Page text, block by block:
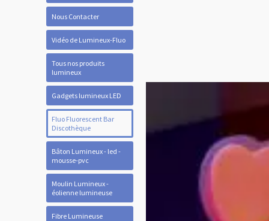
Nous Contacter
Vidéo de Lumineux-Fluo
Tous nos produits
lumineux
Gadgets lumineux LED
Fluo Fluorescent Bar
Discothèque
Bâton Lumineux - led -
mousse-pvc
Moulin Lumineux -
éolienne lumineuse
Fibre Lumineuse